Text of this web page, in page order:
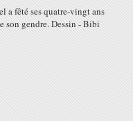
a fêté ses quatre-vingt ans
son gendre. Dessin - Bibi